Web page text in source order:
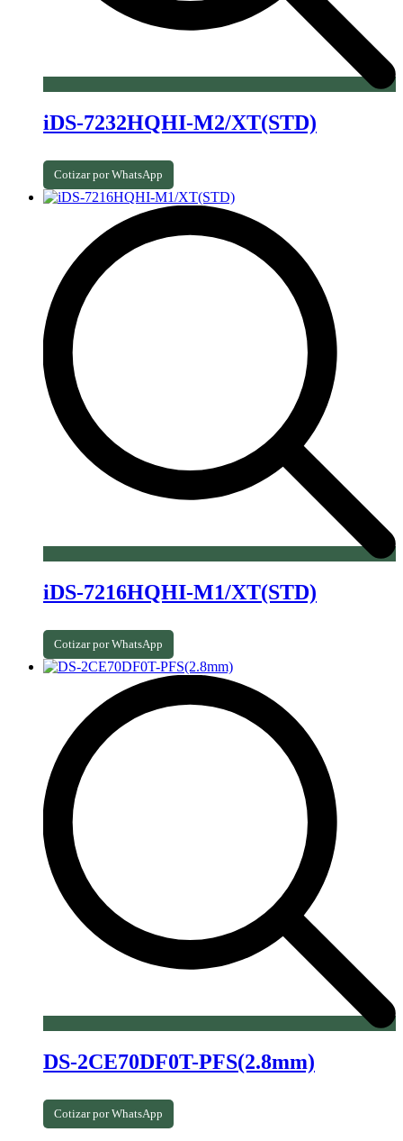
iDS-7232HQHI-M2/XT(STD)
Cotizar por WhatsApp
iDS-7216HQHI-M1/XT(STD)
Cotizar por WhatsApp
DS-2CE70DF0T-PFS(2.8mm)
Cotizar por WhatsApp